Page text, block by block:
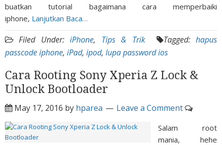
buatkan tutorial bagaimana cara memperbaiki
iphone, Lanjutkan Baca…
Filed Under:iPhone, Tips & Trik Tagged:hapus
passcode iphone, iPad, ipod, lupa password ios
Cara Rooting Sony Xperia Z Lock &
Unlock Bootloader
May 17, 2016 by hparea Leave a Comment
Salam root
mania, hehe